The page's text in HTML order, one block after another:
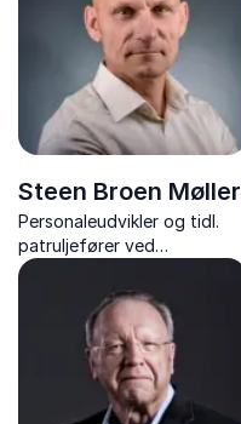
Steen Broen Møller
Personaleudvikler og tidl.
patruljefører ved
Slædepatruljen Sirius